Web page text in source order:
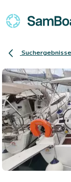
Suchergebnisse